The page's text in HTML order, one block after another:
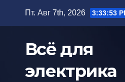
Пт. Авг 7th, 2026 3:33:54
Всё для
электрика